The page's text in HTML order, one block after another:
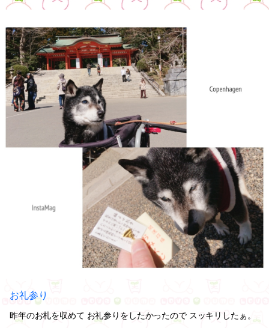
お礼参り
昨年のお札を収めて お礼参りをしたかったので スッキリしたぁ。